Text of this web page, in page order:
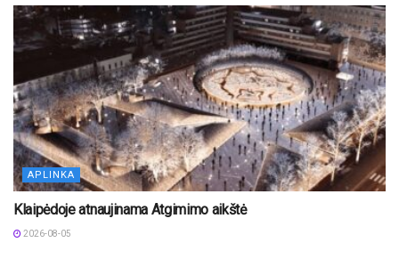
APLINKA
Klaipėdoje atnaujinama Atgimimo aikštė
2026-08-05